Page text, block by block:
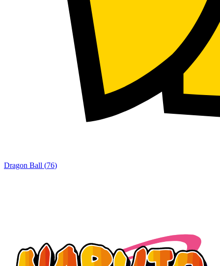
Dragon Ball (76)